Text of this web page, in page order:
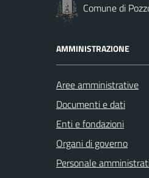
Comune di
AMMINISTRAZIONE
Aree amministrative
Documenti e dati
Enti e fondazioni
Organi di governo
Personale